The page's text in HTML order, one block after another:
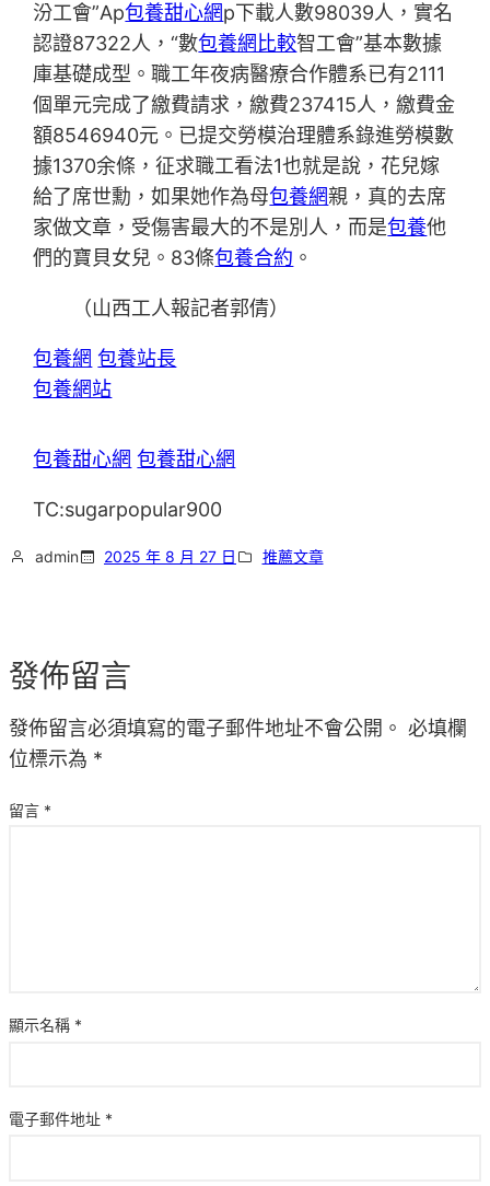
汾工會”Ap包養甜心網p下載人數98039人，實名
認證87322人，“數包養網比較智工會”基本數據
庫基礎成型。職工年夜病醫療合作體系已有2111
個單元完成了繳費請求，繳費237415人，繳費金
額8546940元。已提交勞模治理體系錄進勞模數
據1370余條，征求職工看法1也就是說，花兒嫁
給了席世勳，如果她作為母包養網親，真的去席
家做文章，受傷害最大的不是別人，而是包養他
們的寶貝女兒。83條包養合約 。
（山西工人報記者郭倩）
包養網 包養站長
包養網站
包養甜心網 包養甜心網
TC:sugarpopular900
admin 2025 年 8 月 27 日 推薦文章
發佈留言
發佈留言必須填寫的電子郵件地址不會公開。 必填欄
位標示為 *
留言 *
顯示名稱 *
電子郵件地址 *